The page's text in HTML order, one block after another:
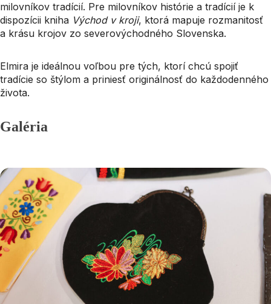
milovníkov tradícií. Pre milovníkov histórie a tradícií je k
dispozícii kniha Východ v kroji, ktorá mapuje rozmanitosť
a krásu krojov zo severovýchodného Slovenska.
Elmira je ideálnou voľbou pre tých, ktorí chcú spojiť
tradície so štýlom a priniesť originálnosť do každodenného
života.
Galéria